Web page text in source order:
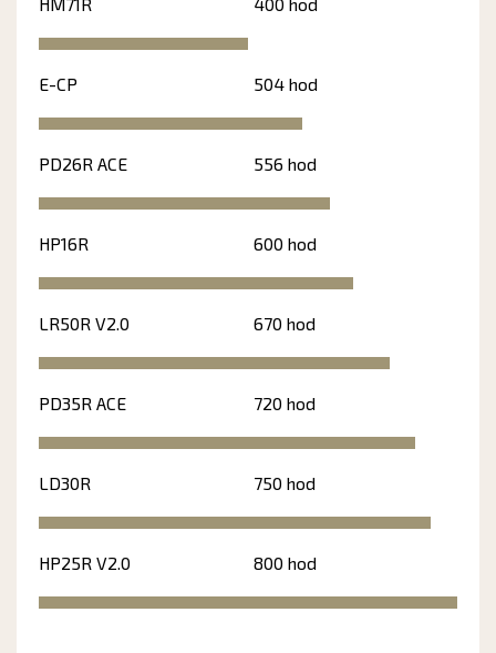
E-CP 504 hod
PD26R ACE 556 hod
HP16R 600 hod
LR50R V2.0 670 hod
PD35R ACE 720 hod
LD30R 750 hod
HP25R V2.0 800 hod